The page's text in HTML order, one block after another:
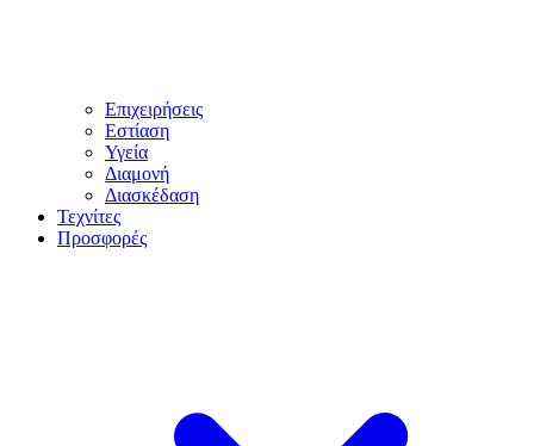
Επιχειρήσεις
Εστίαση
Υγεία
Διαμονή
Διασκέδαση
Τεχνίτες
Προσφορές